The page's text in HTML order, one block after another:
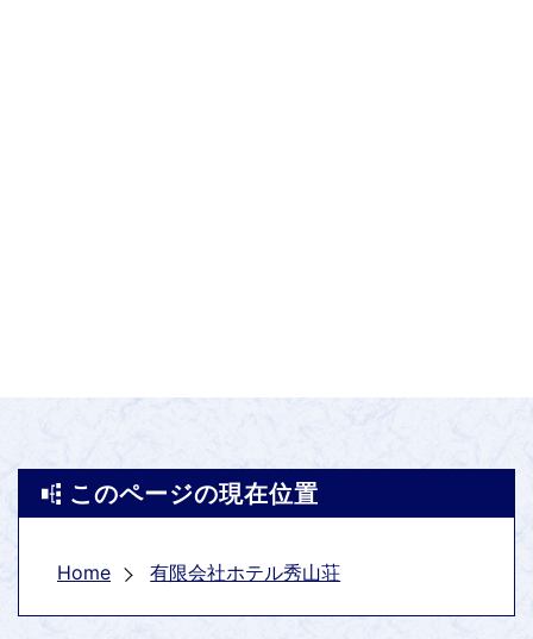
このページの現在位置
Home 有限会社ホテル秀山荘